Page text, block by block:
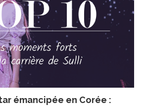
émancipée en Corée :